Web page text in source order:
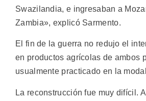
Swazilandia, e ingresaban a
Zambia», explicó Sarmento.
El fin de la guerra no redujo el
en productos agrícolas de ambos
usualmente practicado en la
La reconstrucción fue muy difícil.